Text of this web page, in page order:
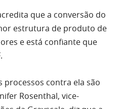
que a conversão do
estrutura de produto de
e está confiante que
processos contra ela são
Rosenthal, vice-